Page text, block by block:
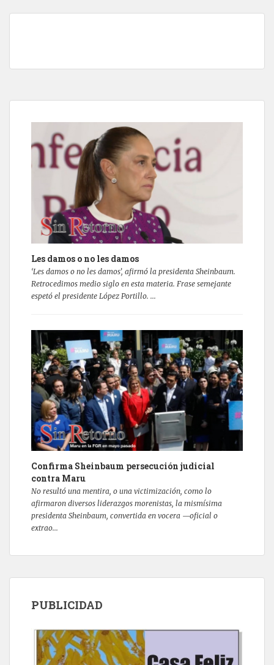
Les damos o no les damos
‘Les damos o no les damos’, afirmó la presidenta Sheinbaum.
Retrocedimos medio siglo en esta materia. Frase semejante
espetó el presidente López Portillo. ...
Confirma Sheinbaum persecución judicial
contra Maru
No resultó una mentira, o una victimización, como lo
afirmaron diversos liderazgos morenistas, la mismísima
presidenta Sheinbaum, convertida en vocera —oficial o
extrao...
PUBLICIDAD